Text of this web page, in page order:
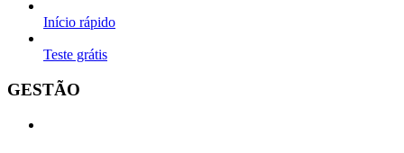
Início rápido
Teste grátis
GESTÃO